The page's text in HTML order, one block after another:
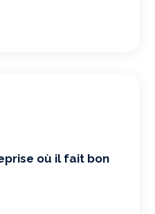
où il fait bon